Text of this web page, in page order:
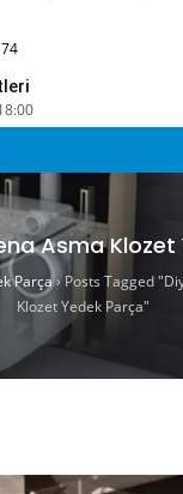
Asma
Parça›Posts Tagged
Klozet Yedek Parça"